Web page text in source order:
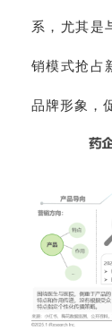
系，尤其是
销模式抢占
品牌形象，